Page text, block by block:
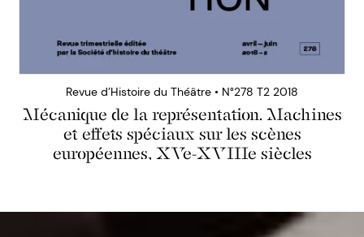
Revue d’Histoire du Théâtre • N°278 T2 2018
Mécanique de la représentation. Machines
et effets spéciaux sur les scènes
européennes, XVe-XVIIIe siècles